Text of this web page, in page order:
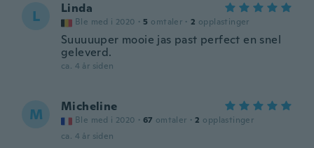
L Linda
Ble med i 2020 · 5 omtaler · 2 opplastinger
Suuuuuper mooie jas past perfect en snel
geleverd.
ca. 4 år siden
M Micheline
Ble med i 2020 · 67 omtaler · 2 opplastinger
ca. 4 år siden